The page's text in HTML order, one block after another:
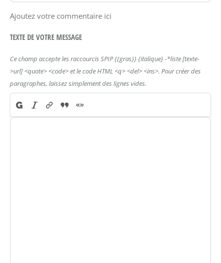
Ajoutez votre commentaire ici
TEXTE DE VOTRE MESSAGE
Ce champ accepte les raccourcis SPIP{{gras}}{italique}-*liste[texte-
>url] <quote> <code>et le code HTML <q> <del> <ins>. Pour créer des
paragraphes, laissez simplement des lignes vides.